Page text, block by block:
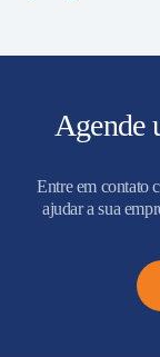
Agende
Entre em contato
ajudar a sua